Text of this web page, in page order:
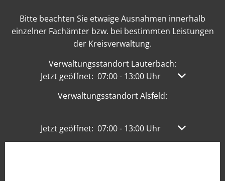
Bitte beachten Sie etwaige Ausnahmen innerhalb
einzelner Fachämter bzw. bei bestimmten Leistungen
der Kreisverwaltung.
Verwaltungsstandort Lauterbach:
Klicken, um weitere Öffnungs- oder
Jetzt geöffnet: 07:00- 13:00Uhr
Von 07:00
Verwaltungsstandort Alsfeld:
Klicken, um weitere Öffnungs- oder
Jetzt geöffnet: 07:00- 13:00Uhr Von 07:00